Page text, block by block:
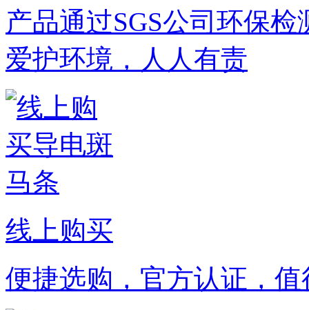
产品通过SGS公司环保检
爱护环境，人人有责
线上购买
便捷选购，官方认证，值